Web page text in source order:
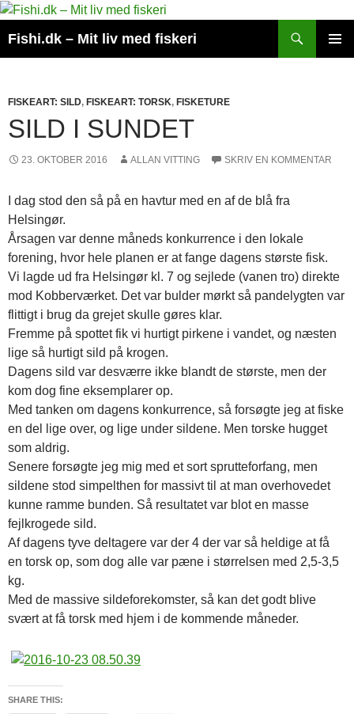
Hop
indhold
Fishi.dk – Mit liv med fiskeri
FISKEART: SILD, FISKEART: TORSK, FISKETURE
SILD I SUNDET
23. OKTOBER 2016 ALLAN VITTING SKRIV EN KOMMENTAR
I dag stod den så på en havtur med en af de blå fra
Helsingør.
Årsagen var denne måneds konkurrence i den lokale
forening, hvor hele planen er at fange dagens største fisk.
Vi lagde ud fra Helsingør kl. 7 og sejlede (vanen tro) direkte
mod Kobberværket. Det var bulder mørkt så pandelygten var
flittigt i brug da grejet skulle gøres klar.
Fremme på spottet fik vi hurtigt pirkene i vandet, og næsten
lige så hurtigt sild på krogen.
Dagens sild var desværre ikke blandt de største, men der
kom dog fine eksemplarer op.
Med tanken om dagens konkurrence, så forsøgte jeg at fiske
en del lige over, og lige under sildene. Men torske hugget
som aldrig.
Senere forsøgte jeg mig med et sort sprutteforfang, men
sildene stod simpelthen for massivt til at man overhovedet
kunne ramme bunden. Så resultatet var blot en masse
fejlkrogede sild.
Af dagens tyve deltagere var der 4 der var så heldige at få
en torsk op, som dog alle var pæne i størrelsen med 2,5-3,5
kg.
Med de massive sildeforekomster, så kan det godt blive
svært at få torsk med hjem i de kommende måneder.
SHARE THIS: